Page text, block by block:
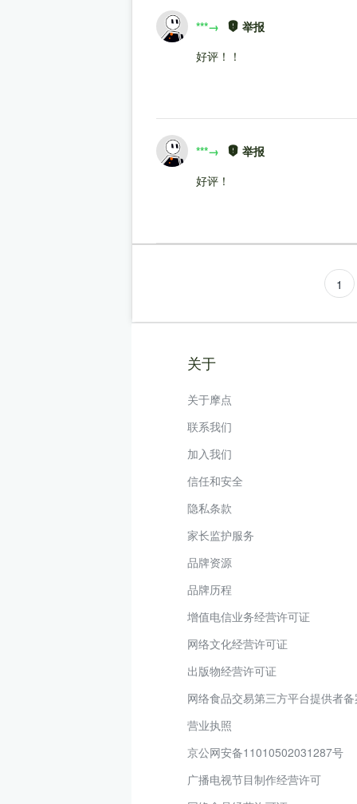
***→
举报
好评！！
***→
举报
好评！
1
关于
关于摩点
联系我们
加入我们
信任和安全
隐私条款
家长监护服务
品牌资源
品牌历程
增值电信业务经营许可证
网络文化经营许可证
出版物经营许可证
网络食品交易第三方平台提供者
营业执照
京公网安备11010502031287号
广播电视节目制作经营许可